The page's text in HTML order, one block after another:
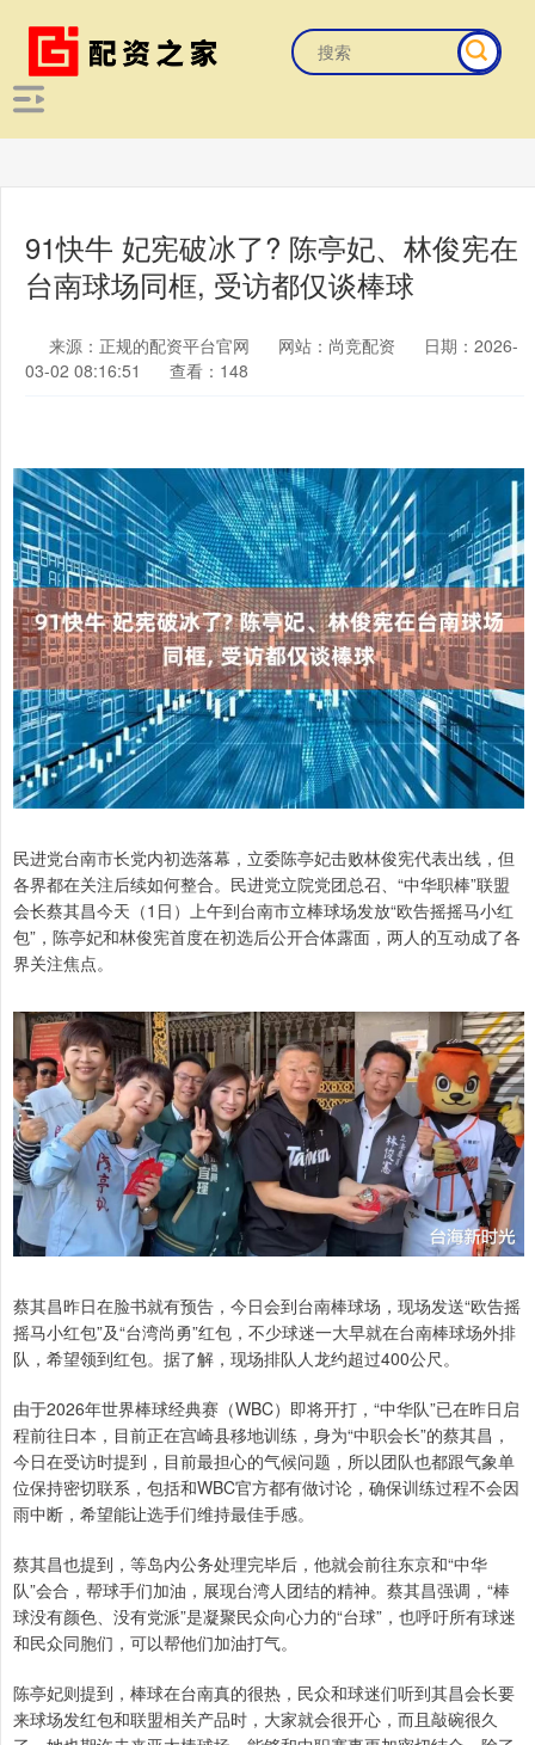
91快牛 妃宪破冰了? 陈亭妃、林俊宪在
台南球场同框, 受访都仅谈棒球
来源：正规的配资平台官网 网站：尚竞配资
日期：2026-
03-02 08:16:51
查看：148
民进党台南市长党内初选落幕，立委陈亭妃击败林俊宪代表出线，但
各界都在关注后续如何整合。民进党立院党团总召、“中华职棒”联盟
会长蔡其昌今天（1日）上午到台南市立棒球场发放“欧告摇摇马小红
包”，陈亭妃和林俊宪首度在初选后公开合体露面，两人的互动成了各
界关注焦点。
蔡其昌昨日在脸书就有预告，今日会到台南棒球场，现场发送“欧告摇
摇马小红包”及“台湾尚勇”红包，不少球迷一大早就在台南棒球场外排
队，希望领到红包。据了解，现场排队人龙约超过400公尺。
由于2026年世界棒球经典赛（WBC）即将开打，“中华队”已在昨日启
程前往日本，目前正在宫崎县移地训练，身为“中职会长”的蔡其昌，
今日在受访时提到，目前最担心的气候问题，所以团队也都跟气象单
位保持密切联系，包括和WBC官方都有做讨论，确保训练过程不会因
雨中断，希望能让选手们维持最佳手感。
蔡其昌也提到，等岛内公务处理完毕后，他就会前往东京和“中华
队”会合，帮球手们加油，展现台湾人团结的精神。蔡其昌强调，“棒
球没有颜色、没有党派”是凝聚民众向心力的“台球”，也呼吁所有球迷
和民众同胞们，可以帮他们加油打气。
陈亭妃则提到，棒球在台南真的很热，民众和球迷们听到其昌会长要
来球场发红包和联盟相关产品时，大家就会很开心，而且敲碗很久